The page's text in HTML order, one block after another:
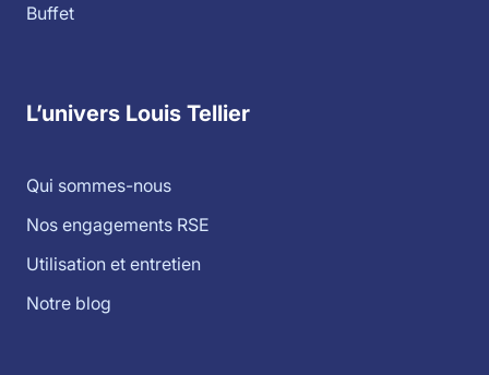
Buffet
L’univers Louis Tellier
Qui sommes-nous
Nos engagements RSE
Utilisation et entretien
Notre blog